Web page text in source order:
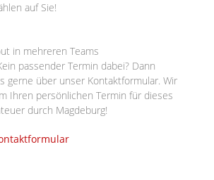
auf Sie!
in mehreren Teams
passender Termin dabei? Dann
gerne über unser Kontaktformular. Wir
Ihren persönlichen Termin für dieses
durch Magdeburg!